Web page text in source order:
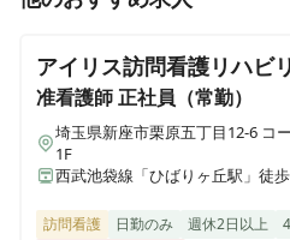
【埼玉県加須市】精神科特化
バランスをとって働けます。
アイリス訪問看護リハビ
准看護師正社員（常勤）
埼玉県新座市栗原五丁目12-6 コ
1F
西武池袋線「ひばりヶ丘駅」徒
訪問看護 日勤のみ 週休2日以上